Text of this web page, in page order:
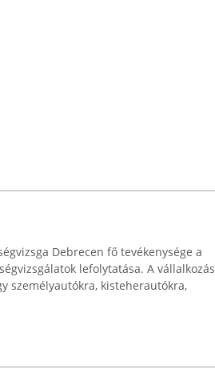
Debrecen fő tevékenysége a
lefolytatása. A vállalkozás
személyautókra, kisteherautókra,